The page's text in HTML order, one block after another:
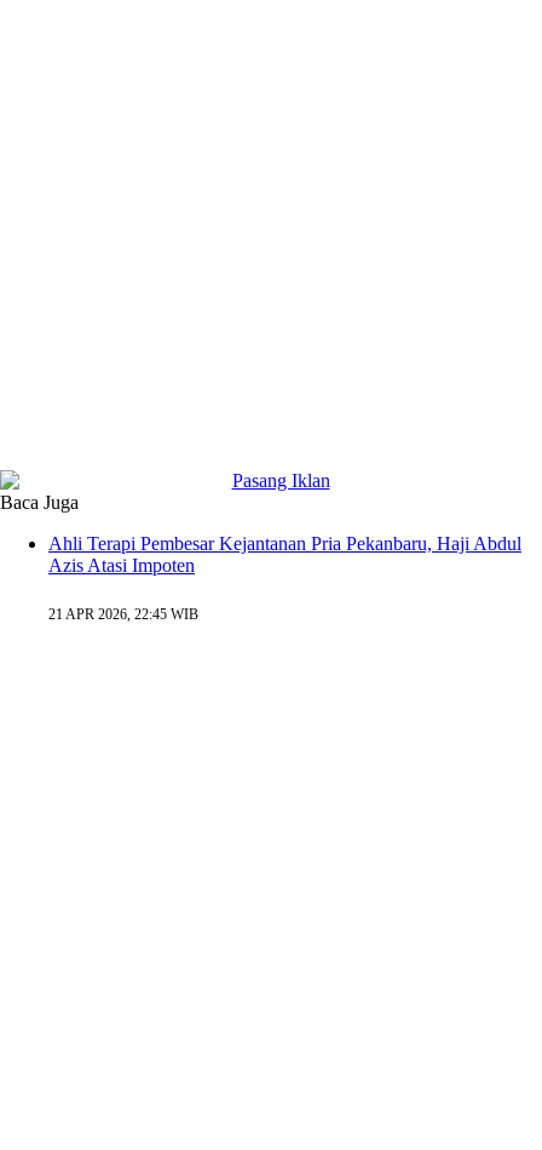
Baca Juga
Ahli Terapi Pembesar Kejantanan Pria Pekanbaru, Haji Abdul
Azis Atasi Impoten
21 APR 2026, 22:45 WIB